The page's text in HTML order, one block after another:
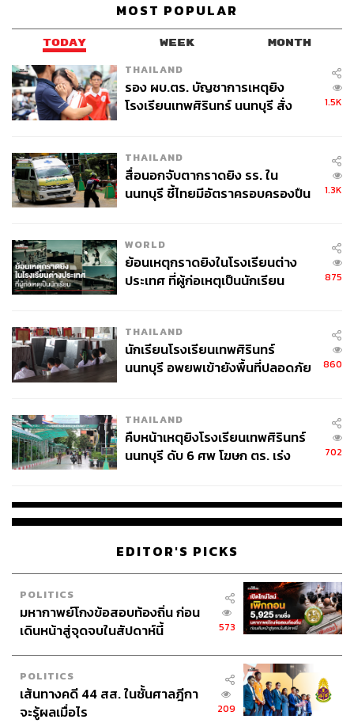
ทั้งนี้ ตงฮั้ว โฮลดิ้ง หรือ TH เริ่มก่อตั้งปี 2503 ในนามบริษัท
หนังสือพิมพ์ตงฮั้ว จำกัด มีวัตถุประสงค์หลักในการผลิตและ
บริษัทมหาชนจำกัด เปลี่ยนชื่อเป็น บริษัท ตงฮั้ว คอมมูนิ
เคชั่นส์ จำกัด (มหาชน) และเข้าจดทะเบียนใน
ตลาดหลักทรัพย์เมื่อปี 2537 ต่อมาในปี 2559 บริษัทได้เปลี่ยน
โครงสร้างเพื่อเพิ่มประสิทธิภาพในการบริหารที่มีการ
ประกอบธุรกิจอื่นที่นอกเหนือจากสื่อสิ่งพิมพ์ โดยหันมาเพิ่ม
ธุรกิจด้านค้าปลัก ธุรกิจให้สินเชื่อ และธุรกิจบริหารสินทรัพย์
บจ.ตงฮั้ว มีเดีย แล็บ (เดิมชื่อ บจ.หนังสือพิมพ์ตงฮั้ว)
ประกอบธุรกิจผลิตและจำหน่ายหนังสือพิมพ์ ให้บริการ
โฆษณาในหนังสือพิมพ์และรับจ้างพิมพ์งาน
สั้นแบบ Factoring ให้กู้และให้บริการสินเชื่อลีสซิ่ง
บจ.ตงฮั้ว แอสเซท (ถือหุ้น บจ.ตงฮั้ว แคปปิตอล) โดยให้
บริการเงินทุนหมุนเวียนระยะสั้นแบบ Factoring ให้กู้
และให้บริการสินเชื่อลีสซิ่ง
สามารถติดตาม THE STANDARD WEALTH
ผ่านแอปพลิเคชันต่างๆ ที่คุณสะดวกหรือใช้งานอยู่แล้วได้เลย
บมจ.ตงฮั้ว โฮลดิ้ง (TH)
ธุรกิจบริหารหนี้
MOST POPULAR
TODAY WEEK MONTH
THAILAND
รอง ผบ.ตร. บัญชาการเหตุยิง
โรงเรียนเทพศิรินทร์ นนทบุรี สั่ง
1.5K
THAILAND
สื่อนอกจับตากราดยิง รร. ใน
นนทบุรี ชี้ไทยมีอัตราครอบครองปืน
1.3K
WORLD
ย้อนเหตุกราดยิงในโรงเรียนต่าง
ประเทศ ที่ผู้ก่อเหตุเป็นนักเรียน
875
THAILAND
นักเรียนโรงเรียนเทพศิรินทร์
นนทบุรี อพยพเข้ายังพื้นที่ปลอดภัย
860
THAILAND
คืบหน้าเหตุยิงโรงเรียนเทพศิรินทร์
นนทบุรี ดับ 6 ศพ โฆษก ตร. เร่ง
702
EDITOR'S PICKS
POLITICS
มหากาพย์โกงข้อสอบท้องถิ่น ก่อน
เดินหน้าสู่จุดจบในสัปดาห์นี้
573
POLITICS
เส้นทางคดี 44 สส. ในชั้นศาลฎีกา
จะรู้ผลเมื่อไร
209